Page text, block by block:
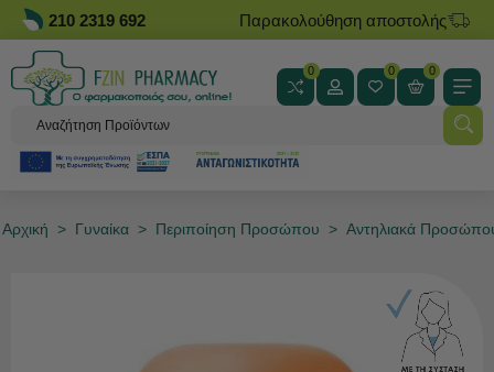
210 2319 692 Παρακολούθηση αποστολής
0 0 0
Αρχική > Γυναίκα > Περιποίηση Προσώπου > Αντηλιακά